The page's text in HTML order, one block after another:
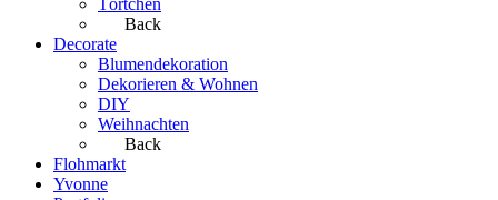
Törtchen
Back
Decorate
Blumendekoration
Dekorieren & Wohnen
DIY
Weihnachten
Back
Flohmarkt
Yvonne